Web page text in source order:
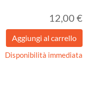
12,00 €
Disponibilità immediata